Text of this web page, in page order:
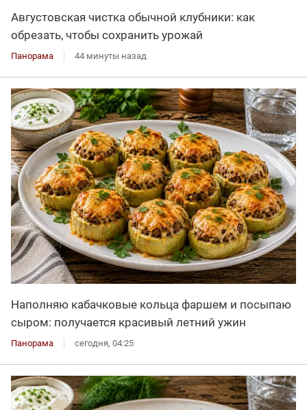
Августовская чистка обычной клубники: как
обрезать, чтобы сохранить урожай
Панорама 44 минуты назад
Наполняю кабачковые кольца фаршем и посыпаю
сыром: получается красивый летний ужин
Панорама сегодня, 04:25